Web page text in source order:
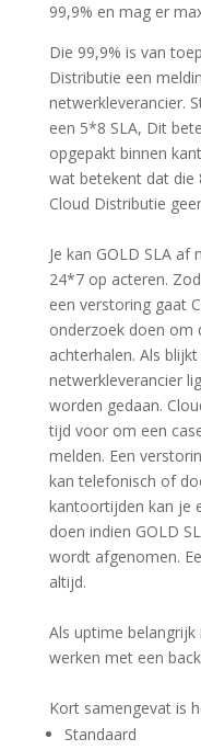
99,9% en mag er
Die 99,9% is van
Distributie een
netwerkleverancier.
een 5*8 SLA, Dit
opgepakt binnen
wat betekent dat die
Cloud Distributie
Je kan GOLD SLA
24*7 op acteren.
een verstoring gaat
onderzoek doen om
achterhalen. Als
netwerkleverancier
worden gedaan.
tijd voor om een
melden. Een
kan telefonisch of
kantoortijden kan je
doen indien GOLD
wordt afgenomen.
altijd.
Als uptime
werken met een
Kort samengevat is
Standaard